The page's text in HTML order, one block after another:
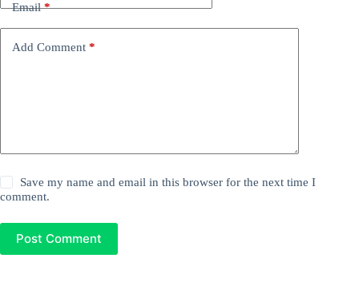
Email*
Add Comment *
Save my name and email in this browser for the next time I
comment.
Post Comment